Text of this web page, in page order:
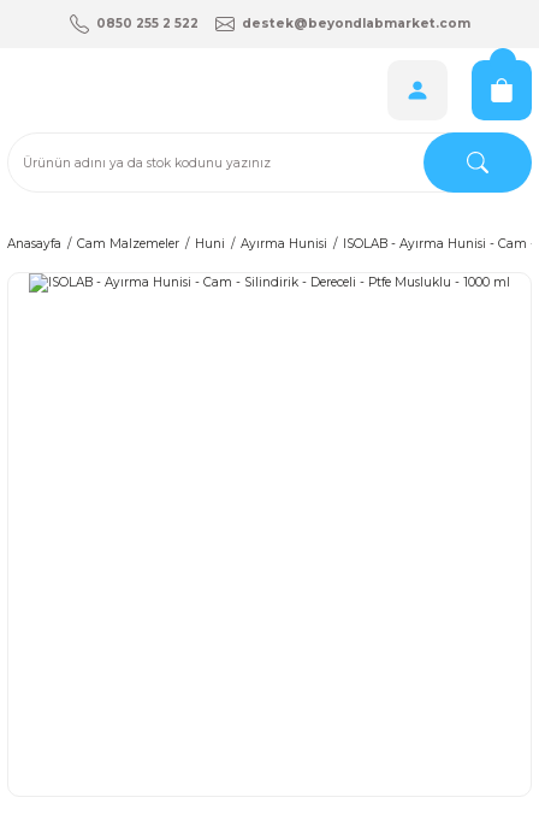
0850 255 2 522 destek@beyondlabmarket.com
Anasayfa Cam Malzemeler Huni Ayırma Hunisi ISOLAB - Ayırma Hunisi - Cam